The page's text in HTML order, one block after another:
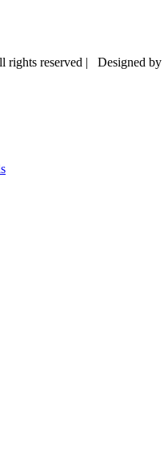
rights reserved | Designed by